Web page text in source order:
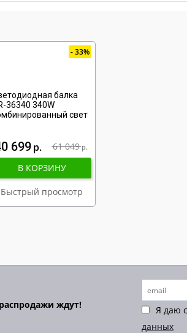
33%
балка
36340 340W
свет
61 049 р
699р
В КОРЗИНУ
Быстрый просмотр
ждут! Я даю
данных